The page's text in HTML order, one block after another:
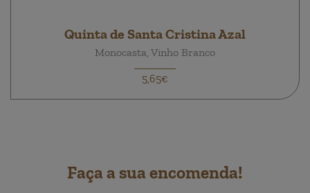
Quinta de Santa Cristina Azal
Monocasta, Vinho Branco
5,65€
Faça a sua encomenda!